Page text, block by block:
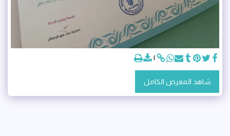
شاهد المعرض الكامل